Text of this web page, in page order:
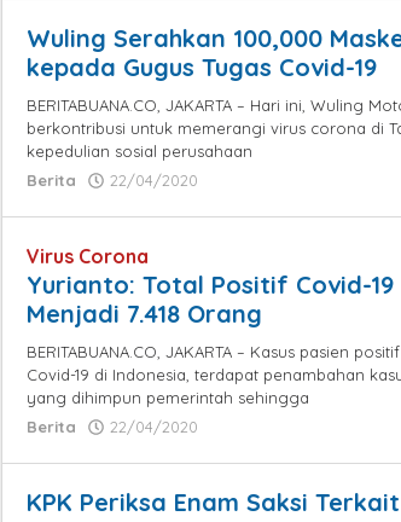
Wuling Serahkan 100,000
kepada Gugus Tugas Covid-19
BERITABUANA.CO, JAKARTA – Hari ini, Wuling
berkontribusi untuk memerangi virus corona di
kepedulian sosial perusahaan
Berita
22/04/2020
Virus Corona
Yurianto: Total Positif Covid-19
Menjadi 7.418 Orang
BERITABUANA.CO, JAKARTA – Kasus pasien
Covid-19 di Indonesia, terdapat penambahan
yang dihimpun pemerintah sehingga
Berita
22/04/2020
KPK Periksa Enam Saksi